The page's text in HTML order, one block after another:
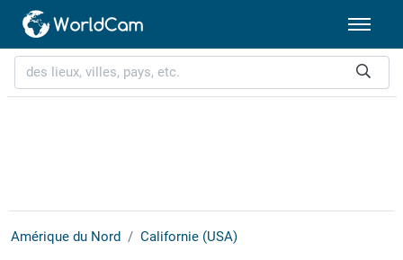
Amérique du Nord Californie (USA)